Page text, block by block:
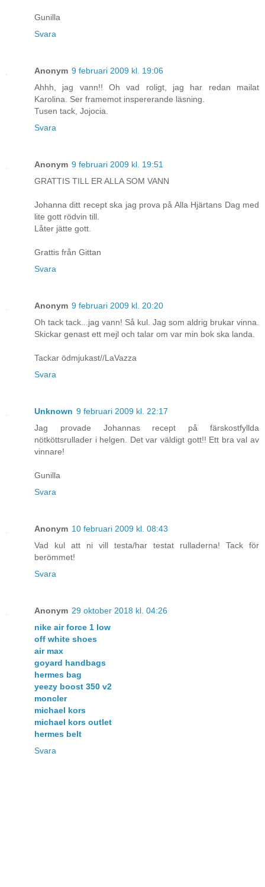
Gunilla
Svara
Anonym 9 februari 2009 kl. 19:06
Ahhh, jag vann!! Oh vad roligt, jag har redan mailat
Karolina. Ser framemot inspererande läsning.
Tusen tack, Jojocia.
Svara
Anonym 9 februari 2009 kl. 19:51
GRATTIS TILL ER ALLA SOM VANN
Johanna ditt recept ska jag prova på Alla Hjärtans Dag med
lite gott rödvin till.
Låter jätte gott.
Grattis från Gittan
Svara
Anonym 9 februari 2009 kl. 20:20
Oh tack tack...jag vann! Så kul. Jag som aldrig brukar vinna.
Skickar genast ett mejl och talar om var min bok ska landa.
Tackar ödmjukast//LaVazza
Svara
Unknown 9 februari 2009 kl. 22:17
Jag provade Johannas recept på färskostfyllda
nötköttsrullader i helgen. Det var väldigt gott!! Ett bra val av
vinnare!
Gunilla
Svara
Anonym 10 februari 2009 kl. 08:43
Vad kul att ni vill testa/har testat rulladerna! Tack för
berömmet!
Svara
Anonym 29 oktober 2018 kl. 04:26
nike air force 1 low
off white shoes
air max
goyard handbags
hermes bag
yeezy boost 350 v2
moncler
michael kors
michael kors outlet
hermes belt
Svara